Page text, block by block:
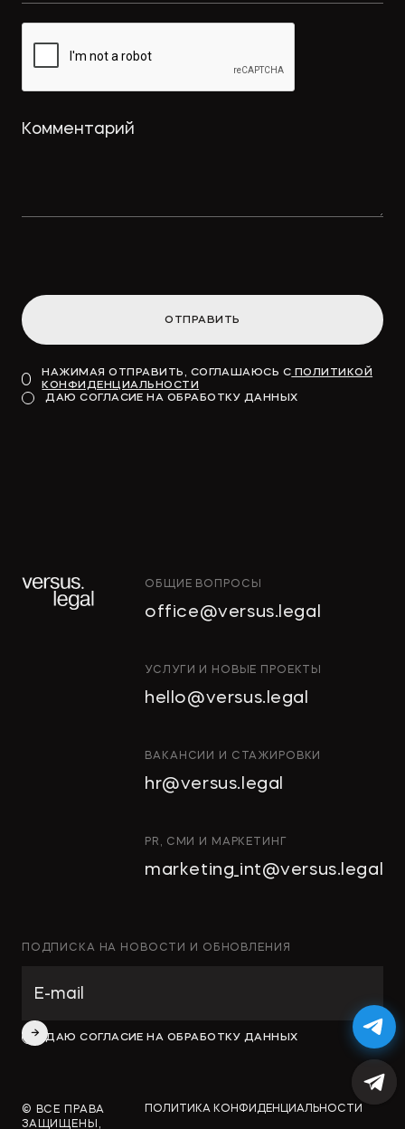
ОТПРАВИТЬ
НАЖИМАЯ ОТПРАВИТЬ, СОГЛАШАЮСЬ С ПОЛИТИКОЙ
КОНФИДЕНЦИАЛЬНОСТИ
ДАЮ СОГЛАСИЕ НА ОБРАБОТКУ ДАННЫХ
ИНТЕЛЛЕКТУАЛЬНАЯ
ИНВЕСТИЦИОННЫЕ
СТРОИТЕЛЬСТВО
И НЕДВИЖИМОСТЬ
АРХИТЕКТУРА
КОРПОРАТИВНОЕ ПРАВО И
M&A
РАЗРЕШЕНИЕ СПОРОВ
БАНКОВСКОЕ ПРАВО
ОБЩИЕ ВОПРОСЫ
office@versus.legal
УСЛУГИ И НОВЫЕ ПРОЕКТЫ
hello@versus.legal
ВАКАНСИИ И СТАЖИРОВКИ
hr@versus.legal
PR, СМИ И МАРКЕТИНГ
marketing_int@versus.legal
ПОДПИСКА НА НОВОСТИ И ОБНОВЛЕНИЯ
ДАЮ СОГЛАСИЕ НА ОБРАБОТКУ ДАННЫХ
© ВСЕ ПРАВА
ЗАЩИЩЕНЫ,
ПОЛИТИКА КОНФИДЕНЦИАЛЬНОСТИ